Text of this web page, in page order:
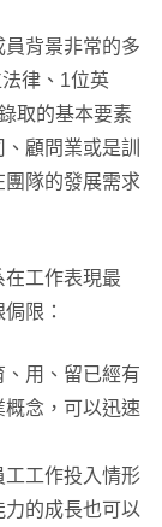
背景非常的多
律、1位英
取的基本要素
顧問業或是訓
隊的發展需求
工作表現最
限：
用、留已經有
念，可以迅速
工工作投入情形
的成長也可以